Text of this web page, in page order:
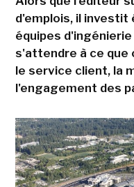
d'emplois, il investit
équipes
s'attendre à ce
le service client, la
l'engagement des